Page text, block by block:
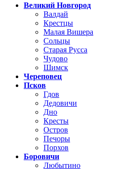
Великий Новгород
Валдай
Крестцы
Малая Вишера
Сольцы
Старая Русса
Чудово
Шимск
Череповец
Псков
Гдов
Дедовичи
Дно
Кресты
Остров
Печоры
Порхов
Боровичи
Любытино